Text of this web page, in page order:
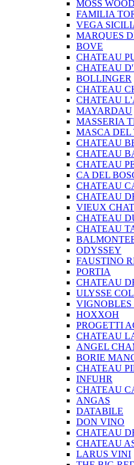
MOSS WOOD
FAMILIA
VEGA
MARQUES
BOVE
CHATEAU
CHATEAU
BOLLINGER
CHATEAU
CHATEAU
MAYARDAU
MASSERIA
MASCA DEL
CHATEAU
CHATEAU
CHATEAU
CA DEL
CHATEAU
CHATEAU
VIEUX
CHATEAU
CHATEAU
ODYSSEY
FAUSTINO
PORTIA
CHATEAU
ULYSSE
VIGNOBLES
HOXXOH
PROGETTI
CHATEAU
ANGEL
BORIE
CHATEAU
INFUHR
CHATEAU
ANGAS
DATABILE
DON VINO
CHATEAU
CHATEAU
LARUS VINI